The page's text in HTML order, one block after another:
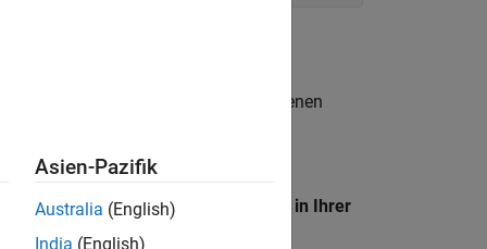
. Wenn Sie noch immer keine offenen
unseres
Standort, um alle Stellenangebote in Ihrer
Asien-Pazifik
Australia (English)
India (English)